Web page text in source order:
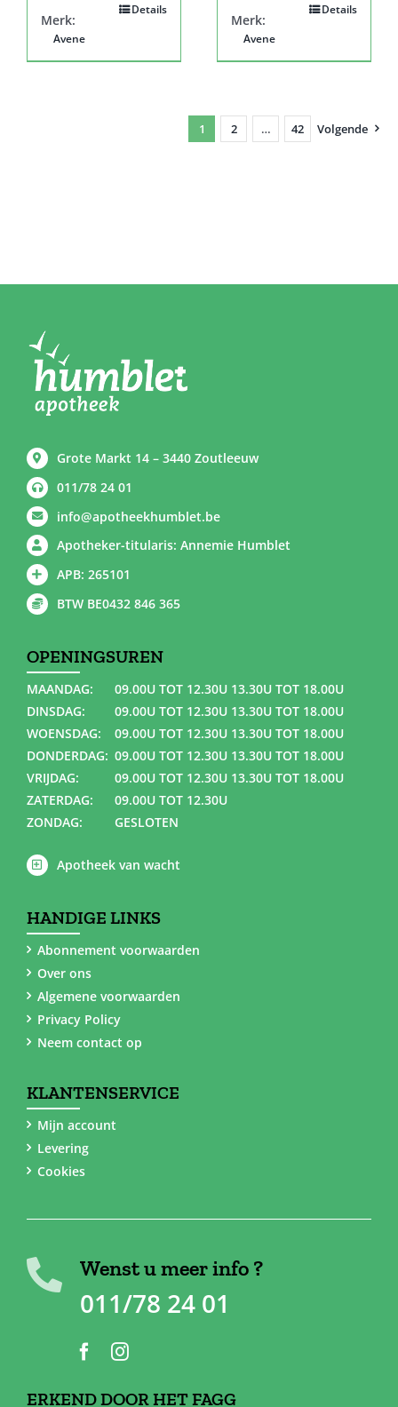
Details
Merk:
Avene
Details
Merk:
Avene
1 2 … 42 Volgende
Grote Markt 14 – 3440 Zoutleeuw
011/78 24 01
info@apotheekhumblet.be
Apotheker-titularis: Annemie Humblet
APB: 265101
BTW BE0432 846 365
OPENINGSUREN
MAANDAG:
09.00U TOT 12.30U 13.30U TOT 18.00U
DINSDAG:
09.00U TOT 12.30U 13.30U TOT 18.00U
WOENSDAG:
09.00U TOT 12.30U 13.30U TOT 18.00U
DONDERDAG: 09.00U TOT 12.30U 13.30U TOT 18.00U
VRIJDAG:
09.00U TOT 12.30U 13.30U TOT 18.00U
ZATERDAG:
09.00U TOT 12.30U
ZONDAG:
GESLOTEN
Apotheek van wacht
HANDIGE LINKS
Abonnement voorwaarden
Over ons
Algemene voorwaarden
Privacy Policy
Neem contact op
KLANTENSERVICE
Mijn account
Levering
Cookies
Wenst u meer info ?
011/78 24 01
ERKEND DOOR HET FAGG